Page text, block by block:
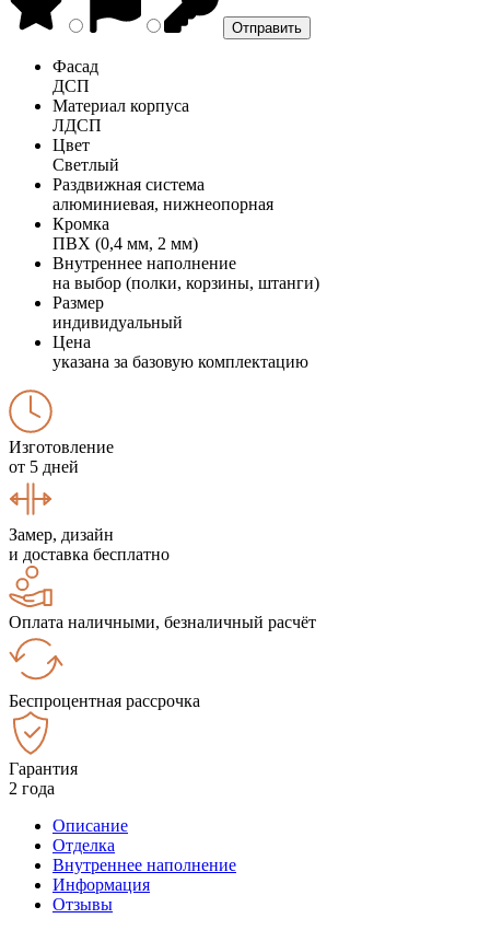
Фасад
ДСП
Материал корпуса
ЛДСП
Цвет
Светлый
Раздвижная система
алюминиевая, нижнеопорная
Кромка
ПВХ (0,4 мм, 2 мм)
Внутреннее наполнение
на выбор (полки, корзины, штанги)
Размер
индивидуальный
Цена
указана за базовую комплектацию
Изготовление
от 5 дней
Замер, дизайн
и доставка бесплатно
Оплата наличными, безналичный расчёт
Беспроцентная рассрочка
Гарантия
2 года
Описание
Отделка
Внутреннее наполнение
Информация
Отзывы